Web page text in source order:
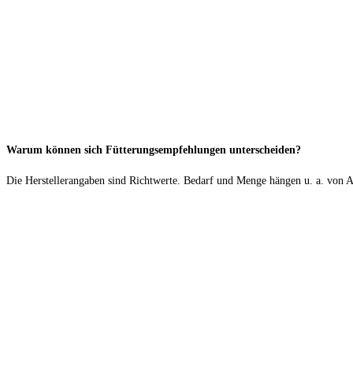
Warum können sich Fütterungsempfehlungen unterscheiden?
Die Herstellerangaben sind Richtwerte. Bedarf und Menge hängen u. a.